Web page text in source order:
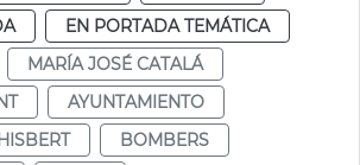
EN PORTADA TEMÁTICA
MARÍA JOSÉ CATALÁ
AYUNTAMIENTO
BOMBERS